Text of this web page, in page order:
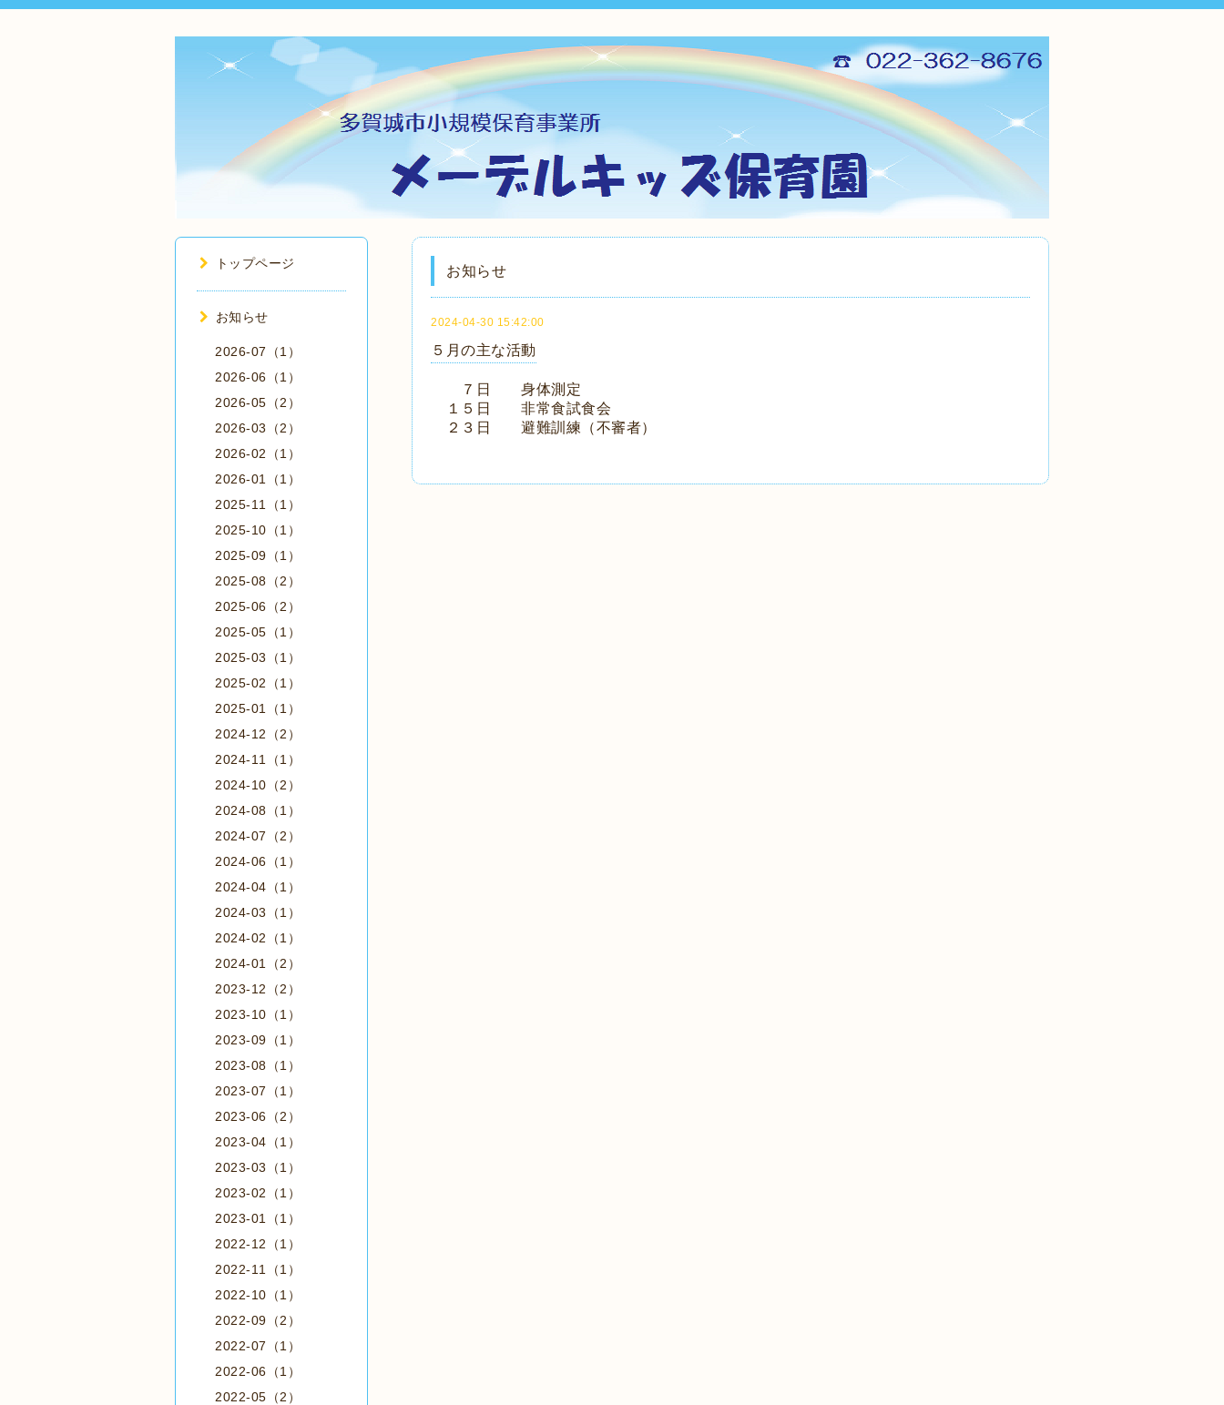
お知らせ
2024-04-30 15:42:00
５月の主な活動
７日 身体測定
１５日 非常食試食会
２３日 避難訓練（不審者）
トップページ
お知らせ
2026-07（1）
2026-06（1）
2026-05（2）
2026-03（2）
2026-02（1）
2026-01（1）
2025-11（1）
2025-10（1）
2025-09（1）
2025-08（2）
2025-06（2）
2025-05（1）
2025-03（1）
2025-02（1）
2025-01（1）
2024-12（2）
2024-11（1）
2024-10（2）
2024-08（1）
2024-07（2）
2024-06（1）
2024-04（1）
2024-03（1）
2024-02（1）
2024-01（2）
2023-12（2）
2023-10（1）
2023-09（1）
2023-08（1）
2023-07（1）
2023-06（2）
2023-04（1）
2023-03（1）
2023-02（1）
2023-01（1）
2022-12（1）
2022-11（1）
2022-10（1）
2022-09（2）
2022-07（1）
2022-06（1）
2022-05（2）